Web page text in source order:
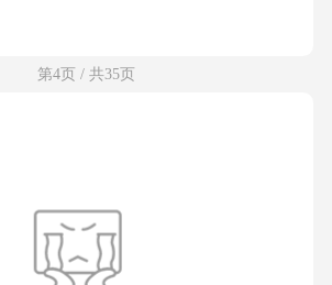
第4页 / 共35页